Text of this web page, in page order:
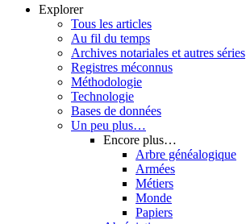
Menu
Explorer
Tous les articles
Au fil du temps
Archives notariales et autres séries
Registres méconnus
Méthodologie
Technologie
Bases de données
Un peu plus…
Encore plus…
Arbre généalogique
Armées
Métiers
Monde
Papiers